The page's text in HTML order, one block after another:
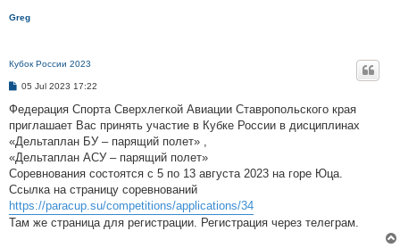
Greg
Кубок России 2023
P
s
05 Jul 2023 17:22
Федерация Спорта Сверхлегкой Авиации Ставропольского края
приглашает Вас принять участие в Кубке России в дисциплинах
«Дельтаплан БУ – парящий полет» ,
«Дельтаплан АСУ – парящий полет»
Соревнования состоятся с 5 по 13 августа 2023 на горе Юца.
Ссылка на страницу соревнований
https://paracup.su/competitions/applications/34
Там же страница для регистрации. Регистрация через телеграм.